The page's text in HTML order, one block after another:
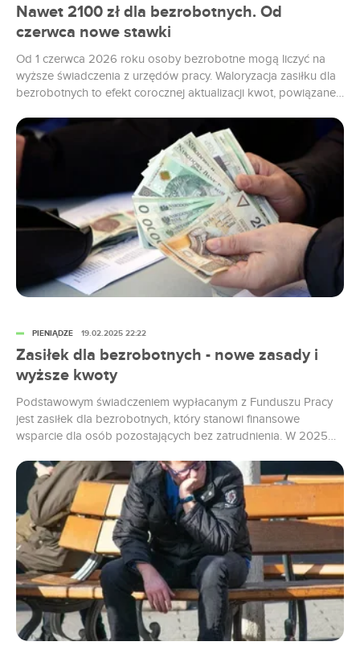
Nawet 2100 zł dla bezrobotnych. Od
czerwca nowe stawki
Od 1 czerwca 2026 roku osoby bezrobotne mogą liczyć na
wyższe świadczenia z urzędów pracy. Waloryzacja zasiłku dla
bezrobotnych to efekt corocznej aktualizacji kwot, powiązanej
Zasiłek dla bezrobotnych – wyższa kwota od czerwca 2026
Podwyżka zasiłku dla bezrobotnych, która zacznie
obowiązywać od czerwca 2026 roku, wynika...
Zasiłek dla bezrobotnych - nowe zasady i
wyższe kwoty
Podstawowym świadczeniem wypłacanym z Funduszu Pracy
jest zasiłek dla bezrobotnych, który stanowi finansowe
wsparcie dla osób pozostających bez zatrudnienia. W 2025
wypłacane na innych zasadach. Co warto wiedzieć o zasiłku
dla bezrobotnych w 2025 roku?
PIENIĄDZE 19.02.2025 22:22